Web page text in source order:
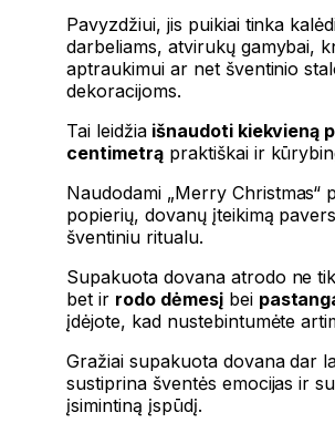
Pavyzdžiui, jis puikiai tinka
darbeliams, atvirukų gamybai,
aptraukimui ar net šventinio
dekoracijoms.
Tai leidžiaišnaudoti kiekvieną
centimetrąpraktiškai ir
Naudodami „Merry Christmas“
popierių, dovanų įteikimą
šventiniu ritualu.
Supakuota dovana atrodo ne
bet ir rodo dėmesįbei
įdėjote, kad nustebintumėte
Gražiai supakuota dovana dar
sustiprina šventės emocijas ir
įsimintiną įspūdį.